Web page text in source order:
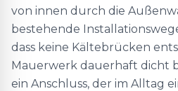
von innen durch die
bestehende
dass keine Kältebrücken
Mauerwerk dauerhaft dicht
ein Anschluss, der im Alltag